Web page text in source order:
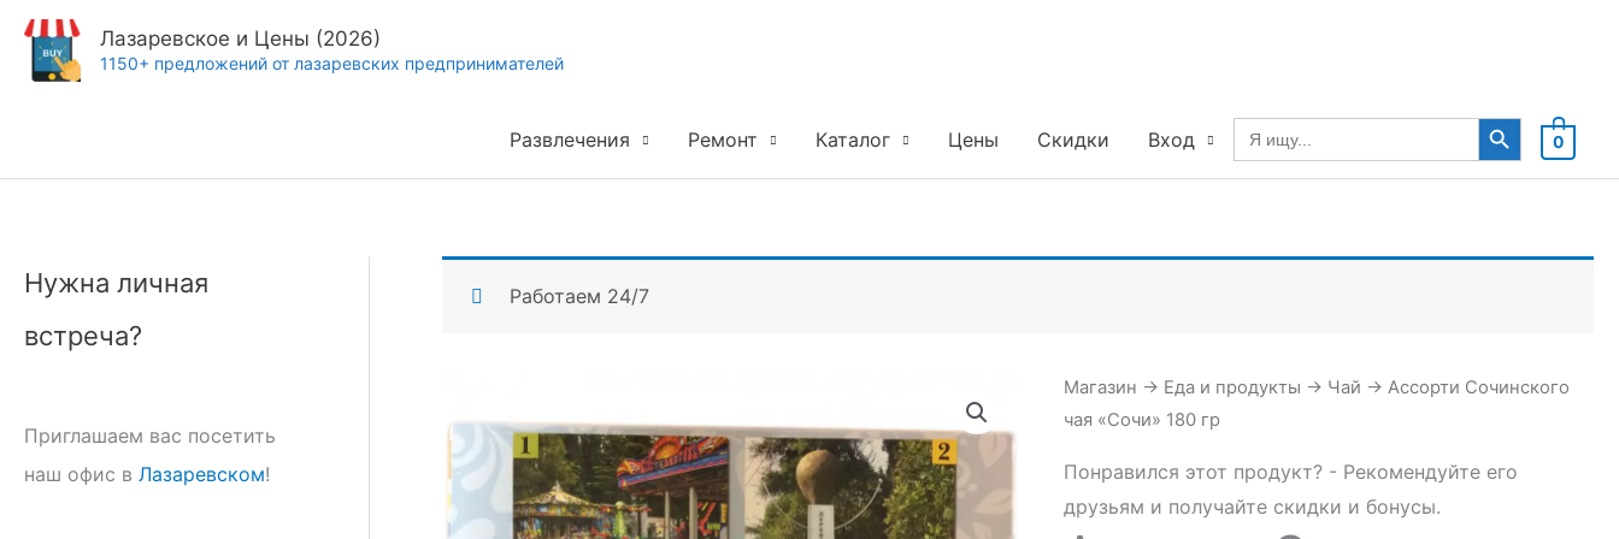
Перейти
содержимому
Лазаревское и Цены (2026)
1150+ предложений от лазаревских предпринимателей
Развлечения Ремонт Каталог Цены Скидки Вход
Search
for:
Search Button
0
Нужна личная
встреча?
Приглашаем вас посетить
наш офис в Лазаревском!
Работаем 24/7
Магазин → Еда и продукты → Чай →Ассорти Сочинского
чая «Сочи» 180 гр
Понравился этот продукт? - Рекомендуйте его
друзьям и получайте скидки и бонусы.